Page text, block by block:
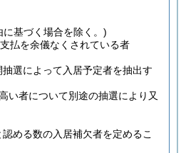
基づく場合を除く。)
払を余儀なくされている者
選によって入居予定者を抽出す
い者について別途の抽選により又
める数の入居補欠者を定めるこ